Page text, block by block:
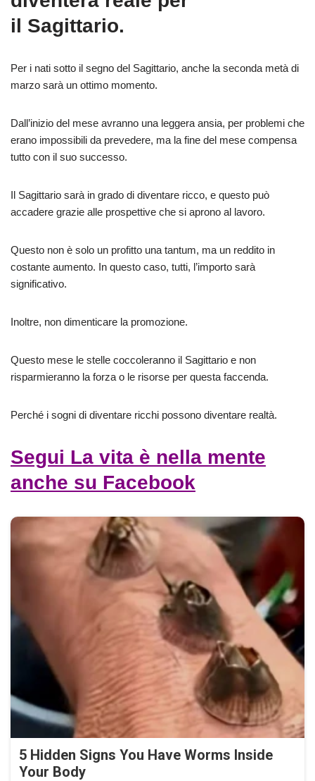
il Sagittario.
Per i nati sotto il segno del Sagittario, anche la seconda metà di
marzo sarà un ottimo momento.
Dall’inizio del mese avranno una leggera ansia, per problemi che
erano impossibili da prevedere, ma la fine del mese compensa
tutto con il suo successo.
Il Sagittario sarà in grado di diventare ricco, e questo può
accadere grazie alle prospettive che si aprono al lavoro.
Questo non è solo un profitto una tantum, ma un reddito in
costante aumento. In questo caso, tutti, l’importo sarà
significativo.
Inoltre, non dimenticare la promozione.
Questo mese le stelle coccoleranno il Sagittario e non
risparmieranno la forza o le risorse per questa faccenda.
Perché i sogni di diventare ricchi possono diventare realtà.
Segui La vita è nella mente
anche su Facebook
5 Hidden Signs You Have Worms Inside
Your Body